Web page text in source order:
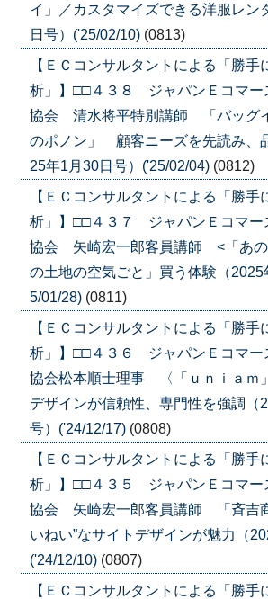
イ」／カスタマイズできる洋服レン
日号）('25/02/10) (0813)
【ＥＣコンサルタントによる「勝手
析」】□□４３８ ジャパンＥコマー
協会 清水将平特別講師 「バッグ
のポノン」 顧客ニーズを先読み、
25年1月30日号）('25/02/04) (0812)
【ＥＣコンサルタントによる「勝手
析」】□□４３７ ジャパンＥコマー
協会 矢崎宏一郎客員講師 <「あ
の土地の空気ごと」買う体験（2025
5/01/28) (0811)
【ＥＣコンサルタントによる「勝手
析」】□□４３６ ジャパンＥコマー
協会松本順士理事 〈「ｕｎｉａｍ
デザインが信頼性、専門性を強調（
号）('24/12/17) (0808)
【ＥＣコンサルタントによる「勝手
析」】□□４３５ ジャパンＥコマー
協会 矢崎宏一郎客員講師 「斉吉
いねい”なサイトデザインが魅力（
('24/12/10) (0807)
【ＥＣコンサルタントによる「勝手